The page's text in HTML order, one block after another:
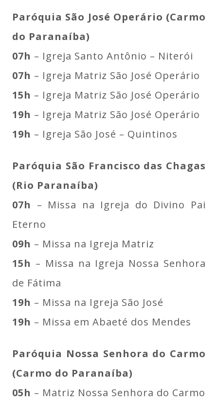
Paróquia São José Operário (Carmo
do Paranaíba)
07h – Igreja Santo Antônio – Niterói
07h – Igreja Matriz São José Operário
15h – Igreja Matriz São José Operário
19h – Igreja Matriz São José Operário
19h – Igreja São José – Quintinos
Paróquia São Francisco das Chagas
(Rio Paranaíba)
07h – Missa na Igreja do Divino Pai
Eterno
09h – Missa na Igreja Matriz
15h – Missa na Igreja Nossa Senhora
de Fátima
19h – Missa na Igreja São José
19h – Missa em Abaeté dos Mendes
Paróquia Nossa Senhora do Carmo
(Carmo do Paranaíba)
05h – Matriz Nossa Senhora do Carmo